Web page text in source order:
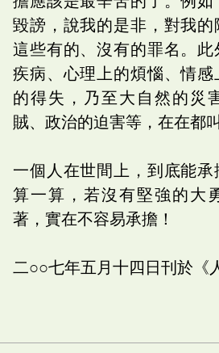
毀謗，說我的是非，對我
這些有的、沒有的罪名。
疾病、心理上的煩惱、情感
的得失，乃至大自然的災
賊、政治的迫害等，在在都
一個人在世間上，到底能
算一算，若沒有堅強的大
著，實在不容易承擔！
二○○七年五月十四日刊於《